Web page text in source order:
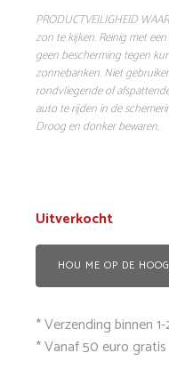
PRODUCTVEILIGHEID
zon te kijken. Reinig met
geen bescherming tegen
zonnebanken. Niet
rondvliegende of
auto te rijden in de
Droog en donker bewaren.
Uitverkocht
HOU ME OP DE
* Verzending binnen
* Vanaf 50 euro